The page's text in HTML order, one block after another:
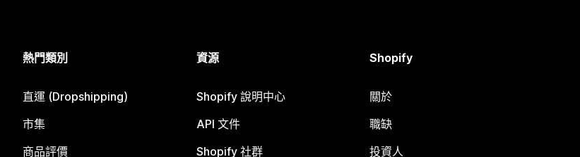
熱門類別
直運 (Dropshipping)
市集
商品評價
資源
Shopify 說明中心
API 文件
Shopify 社群
Shopify
關於
職缺
投資人